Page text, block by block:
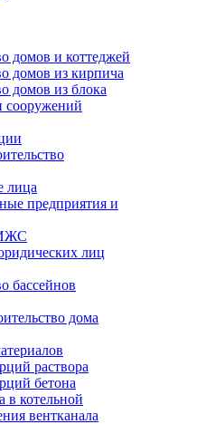
домов и коттеджей
домов из кирпича
домов из блока
сооружений
лица
предприятия и
лиц
бассейнов
дома
раствора
бетона
в котельной
вентканала